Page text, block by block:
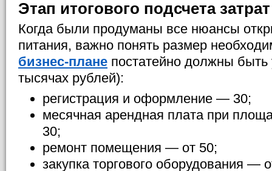
Этап итогового подсчета затрат
Когда были продуманы все нюансы
питания, важно понять размер
бизнес-плане постатейно должны
тысячах рублей):
регистрация и оформление — 30;
месячная арендная плата при
30;
ремонт помещения — от 50;
закупка торгового оборудования —